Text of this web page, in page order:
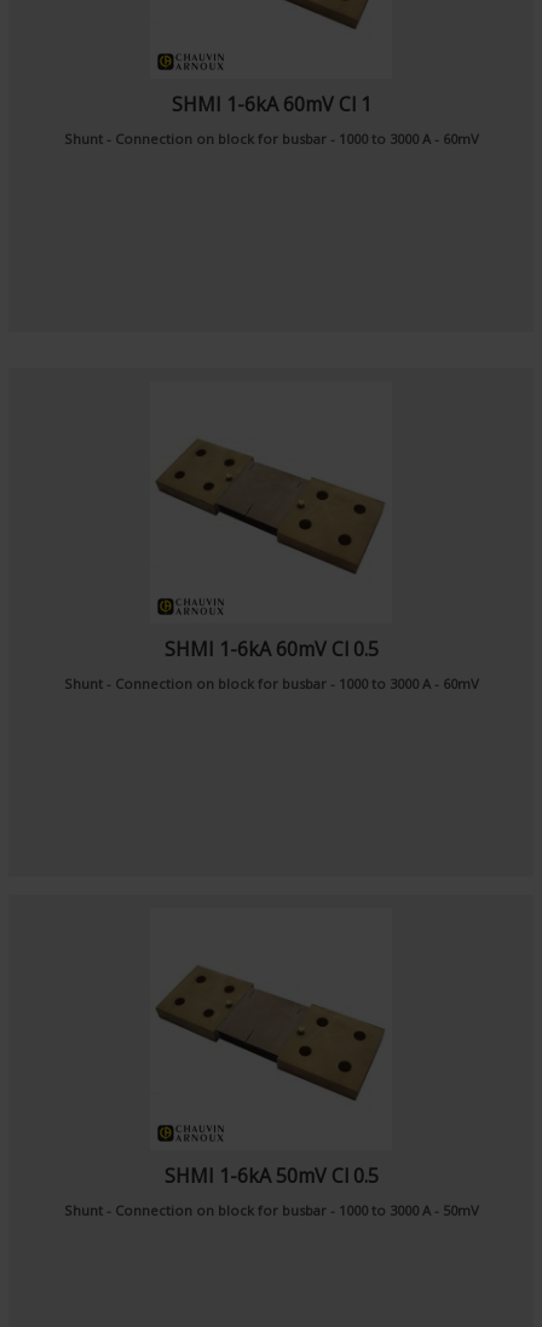
SHMI 1-6kA 60mV Cl 1
Shunt - Connection on block for busbar - 1000 to 3000 A - 60mV
SHMI 1-6kA 60mV Cl 0.5
Shunt - Connection on block for busbar - 1000 to 3000 A - 60mV
SHMI 1-6kA 50mV Cl 0.5
Shunt - Connection on block for busbar - 1000 to 3000 A - 50mV